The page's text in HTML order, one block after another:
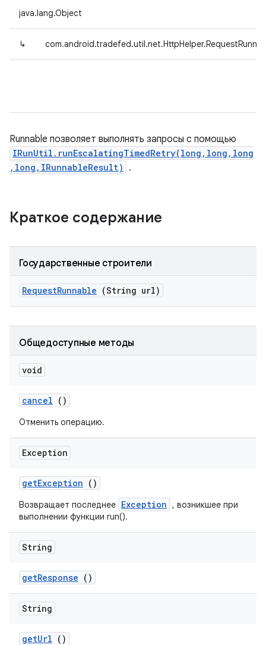
java.lang.Object
↳
Runnable позволяет выполнять запросы с помощью
IRunUtil.runEscalatingTimedRetry(long,long,long
,long,IRunnableResult)
.
Краткое содержание
Государственные строители
RequestRunnable (String url)
Общедоступные методы
void
cancel ()
Отменить операцию.
Exception
getException ()
Возвращает последнее Exception
, возникшее при
выполнении функции run().
String
getResponse ()
String
getUrl ()